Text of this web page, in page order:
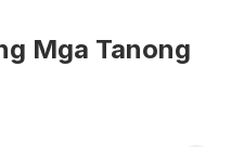
Mga Tanong